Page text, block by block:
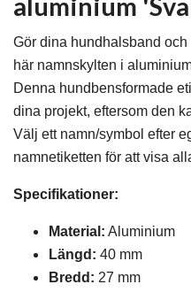
aluminium
Gör dina hundhalsband
här namnskylten i
Denna hundbensformade
dina projekt, eftersom den
Välj ett namn/symbol efter
namnetiketten för att visa
Specifikationer:
Material: Aluminium
Längd: 40 mm
Bredd: 27 mm